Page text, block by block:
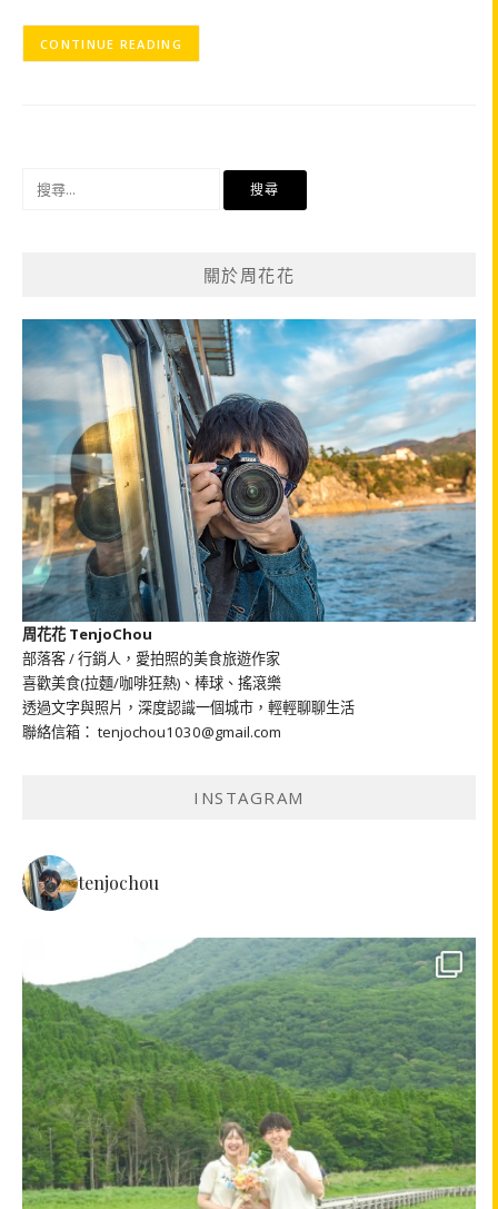
CONTINUE READING
關於周花花
周花花 TenjoChou
部落客 / 行銷人，愛拍照的美食旅遊作家
喜歡美食(拉麵/咖啡狂熱)、棒球、搖滾樂
透過文字與照片，深度認識一個城市，輕輕聊聊生活
聯絡信箱： tenjochou1030@gmail.com
INSTAGRAM
tenjochou